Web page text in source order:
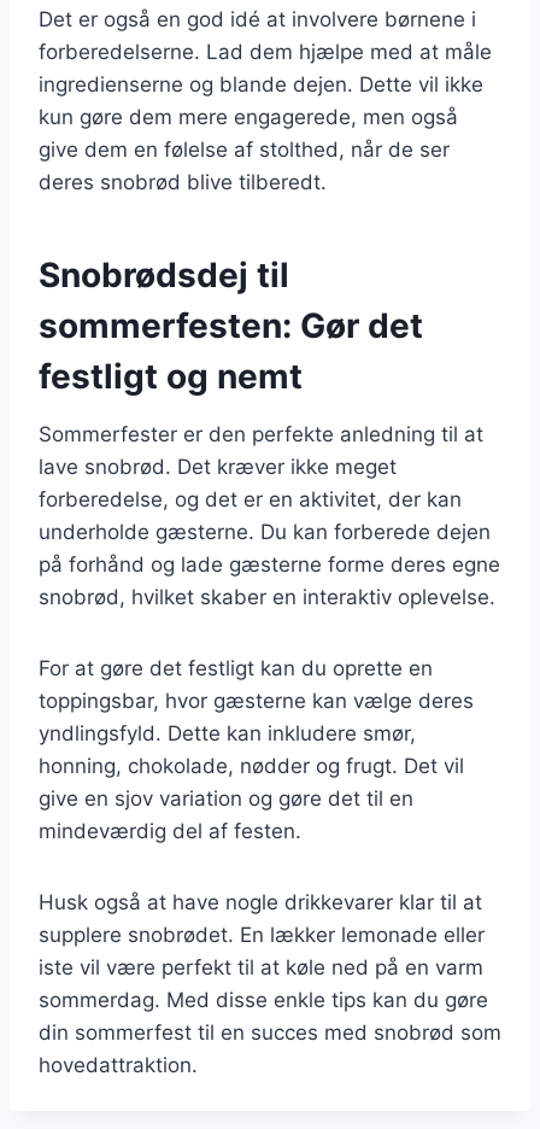
Det er også en god idé at involvere børnene i
forberedelserne. Lad dem hjælpe med at måle
ingredienserne og blande dejen. Dette vil ikke
kun gøre dem mere engagerede, men også
give dem en følelse af stolthed, når de ser
deres snobrød blive tilberedt.
Snobrødsdej til
sommerfesten: Gør det
festligt og nemt
Sommerfester er den perfekte anledning til at
lave snobrød. Det kræver ikke meget
forberedelse, og det er en aktivitet, der kan
underholde gæsterne. Du kan forberede dejen
på forhånd og lade gæsterne forme deres egne
snobrød, hvilket skaber en interaktiv oplevelse.
For at gøre det festligt kan du oprette en
toppingsbar, hvor gæsterne kan vælge deres
yndlingsfyld. Dette kan inkludere smør,
honning, chokolade, nødder og frugt. Det vil
give en sjov variation og gøre det til en
mindeværdig del af festen.
Husk også at have nogle drikkevarer klar til at
supplere snobrødet. En lækker lemonade eller
iste vil være perfekt til at køle ned på en varm
sommerdag. Med disse enkle tips kan du gøre
din sommerfest til en succes med snobrød som
hovedattraktion.